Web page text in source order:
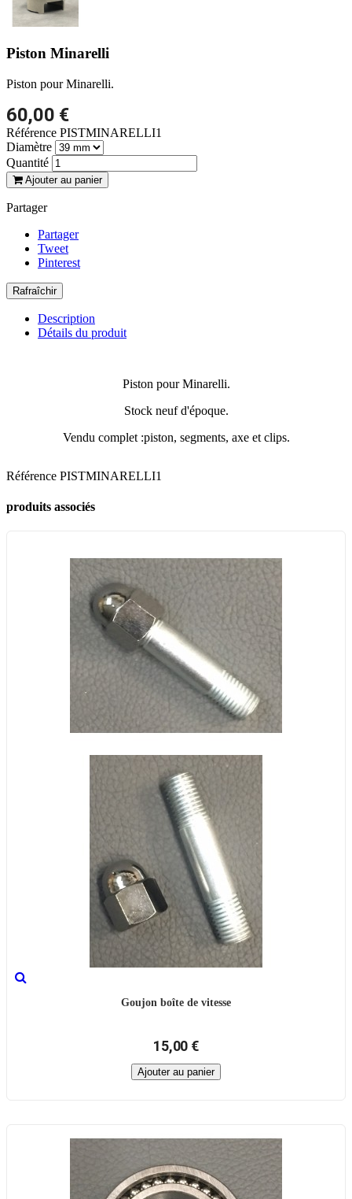
Piston Minarelli
Piston pour Minarelli.
60,00 €
Référence PISTMINARELLI1
Diamètre
Quantité
Ajouter au panier
Partager
Partager
Tweet
Pinterest
Description
Détails du produit
Piston pour Minarelli.
Stock neuf d'époque.
Vendu complet :piston, segments, axe et clips.
Référence PISTMINARELLI1
produits associés
Goujon boîte de vitesse
15,00 €
Ajouter au panier